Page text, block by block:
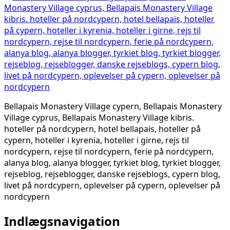
Bellapais Monastery Village cypern, Bellapais Monastery
Village cyprus, Bellapais Monastery Village kibris.
hoteller på nordcypern, hotel bellapais, hoteller på
cypern, hoteller i kyrenia, hoteller i girne, rejs til
nordcypern, rejse til nordcypern, ferie på nordcypern,
alanya blog, alanya blogger, tyrkiet blog, tyrkiet blogger,
rejseblog, rejseblogger, danske rejseblogs, cypern blog,
livet på nordcypern, oplevelser på cypern, oplevelser på
nordcypern
Indlægsnavigation